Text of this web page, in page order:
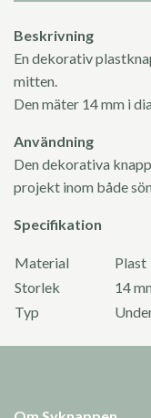
Beskrivning
En dekorativ
mitten.
Den mäter 14 mm i
Användning
Den dekorativa
projekt inom både
Specifikation
Material
Plast
Storlek
14
Typ